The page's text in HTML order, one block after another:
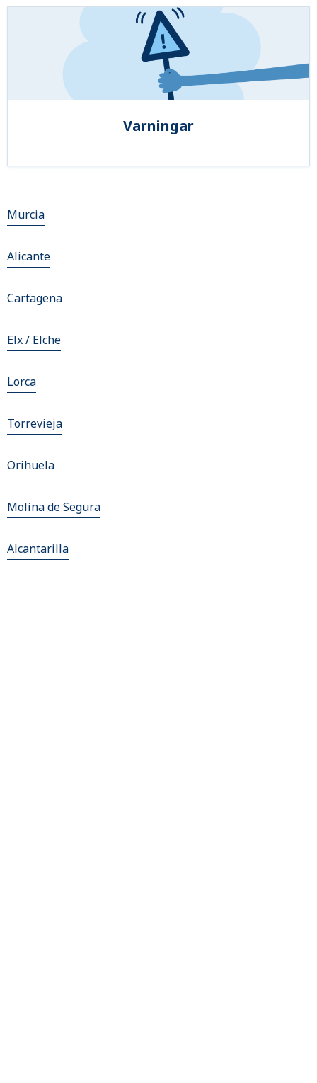
Varningar
Murcia
Alicante
Cartagena
Elx / Elche
Lorca
Torrevieja
Orihuela
Molina de Segura
Alcantarilla